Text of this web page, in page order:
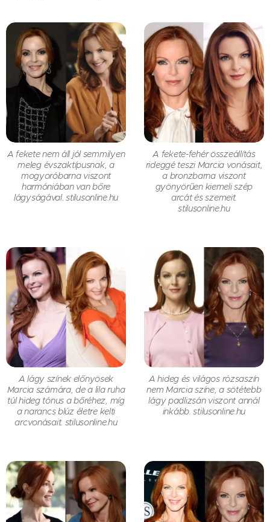
A fekete nem áll jól semmilyen
meleg évszaktípusnak, a
mogyoróbarna viszont
harmóniában van bőre
lágyságával. stilusonline.hu
A fekete-fehér összeállítás
rideggé teszi Marcia vonásait,
a bronzbarna viszont
gyönyörűen kiemeli szép
arcát és szemeit.
stilusonline.hu
A lágy színek előnyösek
Marcia számára, de a lila ruha
túl hideg tónus a bőréhez, míg
a narancs blúz életre kelti
arcvonásait. stilusonline.hu
A hideg és világos rózsaszín
nem Marcia színe, a sötétebb
lágy padlizsán viszont annál
inkább. stilusonline.hu